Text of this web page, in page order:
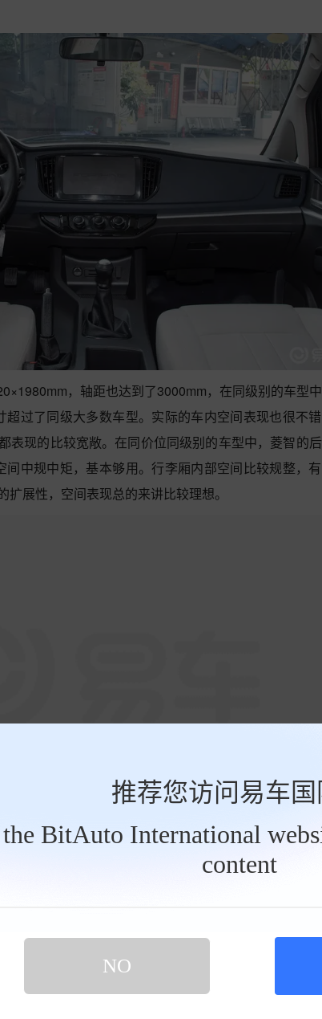
推荐您访问易车
BitAuto International
content
NO
，轴距也达到了3000mm，在同级别的车型
超过了同级大多数车型。实际的车内空间表现也很不
表现的比较宽敞。在同价位同级别的车型中，菱智的
间中规中矩，基本够用。行李厢内部空间比较规整，
展性，空间表现总的来讲比较理想。
8座 CNG采用1.6发动机，最大马力102，峰值扭矩达
发动机搭配在菱智上动力表现中规中矩，低扭较弱而且
排在2位。
齐全，包括了
自动泊车